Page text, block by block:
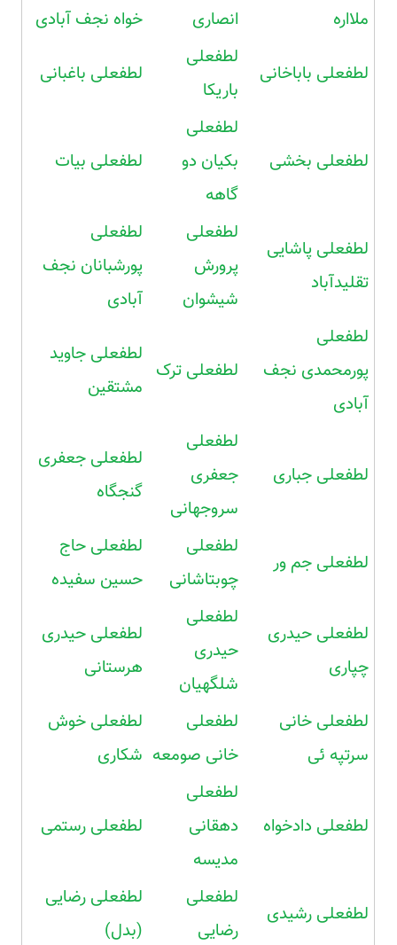
ملااره
انصاری
خواه نجف آبادی
لطفعلی باباخانی
لطفعلی
باریکا
لطفعلی باغبانی
لطفعلی بخشی
لطفعلی
بکیان دو
گاهه
لطفعلی بیات
لطفعلی پاشایی
تقلیدآباد
لطفعلی
پرورش
شیشوان
لطفعلی
پورشبانان نجف
آبادی
لطفعلی
پورمحمدی نجف
آبادی
لطفعلی ترک
لطفعلی جاوید
مشتقین
لطفعلی جباری
لطفعلی
جعفری
سروجهانی
لطفعلی جعفری
گنجگاه
لطفعلی جم ور
لطفعلی
چوبتاشانی
لطفعلی حاج
حسین سفیده
لطفعلی حیدری
چپاری
لطفعلی
حیدری
شلگهیان
لطفعلی حیدری
هرستانی
لطفعلی خانی
سرتپه ئی
لطفعلی
خانی صومعه
لطفعلی خوش
شکاری
لطفعلی دادخواه
لطفعلی
دهقانی
مدیسه
لطفعلی رستمی
لطفعلی رشیدی
لطفعلی
رضایی
لطفعلی رضایی
(بدل)